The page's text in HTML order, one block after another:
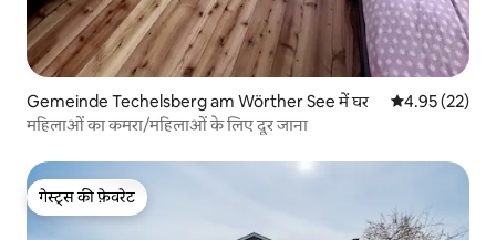
Gemeinde Techelsberg am Wörther See में घर औसत रेटिंग 5 में
4.95 (22)
महिलाओं का कमरा/महिलाओं के लिए दूर जाना
गेस्ट्स की फ़ेवरेट
गेस्ट्स की फ़ेवरेट